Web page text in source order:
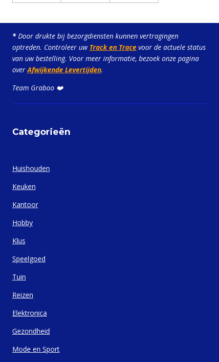
* Door drukte bij bezorgdiensten kunnen vertragingen
optreden. Controleer uw Track en Trace voor de actuele status
van uw bestelling. Voor meer informatie, bezoek onze pagina
overAfwijkende Levertijden.
Team Graboo ❤️
Categorieën
Huishouden
Keuken
Kantoor
Hobby
Klus
Speelgoed
Tuin
Reizen
Elektronica
Gezondheid
Mode en Sport